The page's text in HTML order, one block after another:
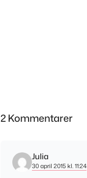
2 Kommentarer
Julia
30 april 2015 kl. 11:24